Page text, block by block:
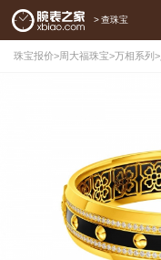
> 查珠宝
珠宝报价> 周大福珠宝>万相系列 >